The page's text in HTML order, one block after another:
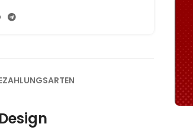
ZAHLUNGSARTEN